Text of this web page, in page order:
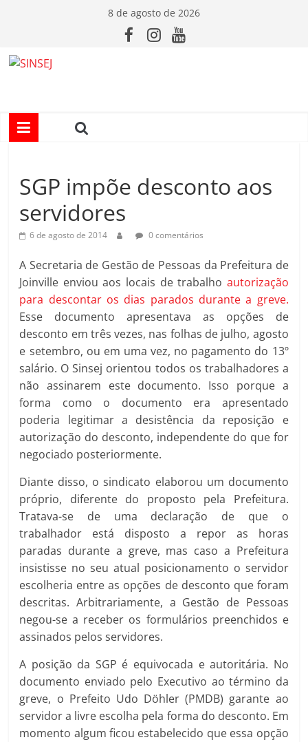
conteúdo
8 de agosto de 2026
I
S
E
SGP impõe desconto aos
servidores
6 de agosto de 2014 0 comentários
A Secretaria de Gestão de Pessoas da Prefeitura de
Joinville enviou aos locais de trabalho autorização
para descontar os dias parados durante a greve.
Esse documento apresentava as opções de
desconto em três vezes, nas folhas de julho, agosto
e setembro, ou em uma vez, no pagamento do 13º
salário. O Sinsej orientou todos os trabalhadores a
não assinarem este documento. Isso porque a
forma como o documento era apresentado
poderia legitimar a desistência da reposição e
autorização do desconto, independente do que for
negociado posteriormente.
Diante disso, o sindicato elaborou um documento
próprio, diferente do proposto pela Prefeitura.
Tratava-se de uma declaração de que o
trabalhador está disposto a repor as horas
paradas durante a greve, mas caso a Prefeitura
insistisse no seu atual posicionamento o servidor
escolheria entre as opções de desconto que foram
descritas. Arbitrariamente, a Gestão de Pessoas
negou-se a receber os formulários preenchidos e
assinados pelos servidores.
A posição da SGP é equivocada e autoritária. No
documento enviado pelo Executivo ao término da
greve, o Prefeito Udo Döhler (PMDB) garante ao
servidor a livre escolha pela forma do desconto. Em
momento algum ficou estabelecido que essa opção